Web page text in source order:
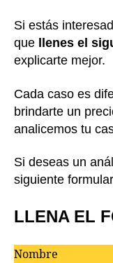
Si estás
que
llenes el
explicarte mejor.
Cada caso es
brindarte un
analicemos tu
Si deseas un
siguiente
LLENA EL
Nombre